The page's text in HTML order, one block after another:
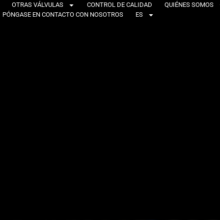
OTRAS VÁLVULAS CONTROL DE CALIDAD
QUIÉNES SOMOS
PÓNGASE EN CONTACTO CON NOSOTROS
ES